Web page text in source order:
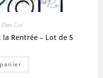
Dies-Cut
la Rentrée – Lot de 5